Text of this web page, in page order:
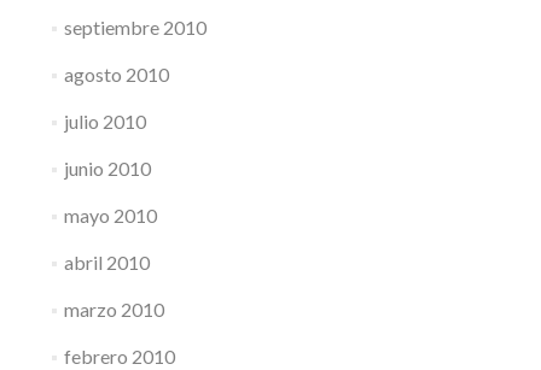
septiembre 2010
agosto 2010
julio 2010
junio 2010
mayo 2010
abril 2010
marzo 2010
febrero 2010